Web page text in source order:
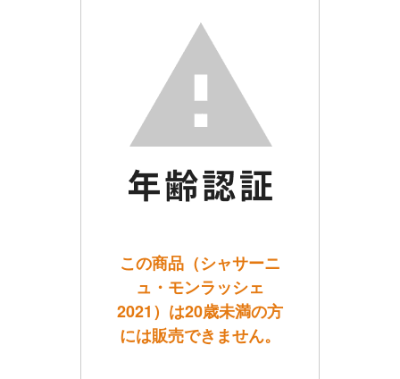
この商品（シャサーニ
ュ・モンラッシェ
2021）は20歳未満の方
には販売できません。